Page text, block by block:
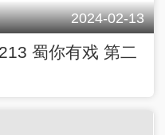
2024-02-13
蜀你有戏 第二